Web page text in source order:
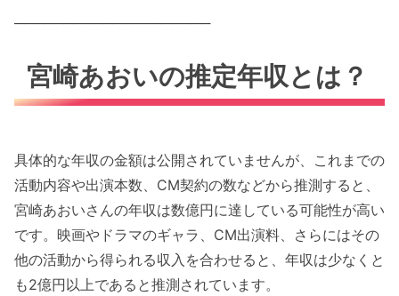
────────────────────
宮崎あおいの推定年収とは？
具体的な年収の金額は公開されていませんが、これまでの
活動内容や出演本数、CM契約の数などから推測すると、
宮崎あおいさんの年収は数億円に達している可能性が高い
です。映画やドラマのギャラ、CM出演料、さらにはその
他の活動から得られる収入を合わせると、年収は少なくと
も2億円以上であると推測されています。